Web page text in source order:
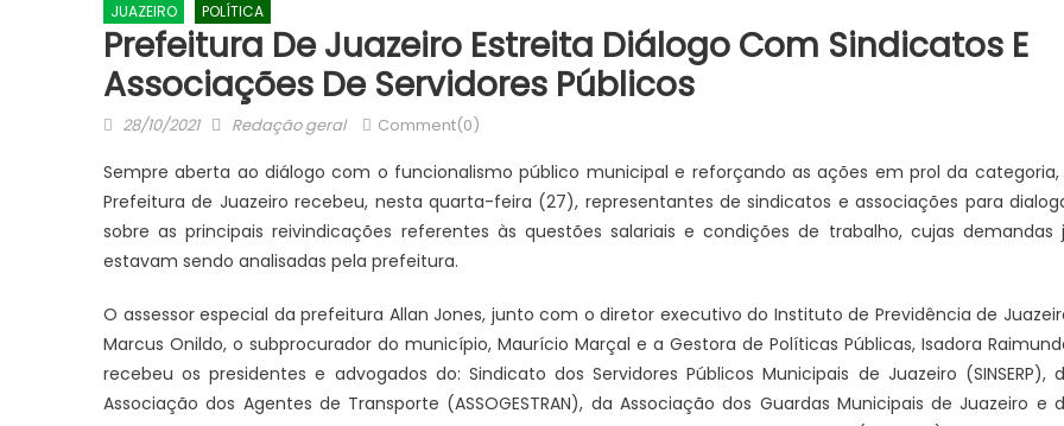
JUAZEIRO POLÍTICA
Prefeitura De Juazeiro Estreita Diálogo Com Sindicatos E
Associações De Servidores Públicos
Posted
28/10/2021 Author
Redação geral Comment(0)
Sempre aberta ao diálogo com o funcionalismo público municipal e reforçando as ações em prol da categoria,
Prefeitura de Juazeiro recebeu, nesta quarta-feira (27), representantes de sindicatos e associações para
sobre as principais reivindicações referentes às questões salariais e condições de trabalho, cujas demandas
estavam sendo analisadas pela prefeitura.
O assessor especial da prefeitura Allan Jones, junto com o diretor executivo do Instituto de Previdência de
Marcus Onildo, o subprocurador do município, Maurício Marçal e a Gestora de Políticas Públicas, Isadora
recebeu os presidentes e advogados do: Sindicato dos Servidores Públicos Municipais de Juazeiro (SINSERP),
Associação dos Agentes de Transporte (ASSOGESTRAN), da Associação dos Guardas Municipais de Juazeiro e